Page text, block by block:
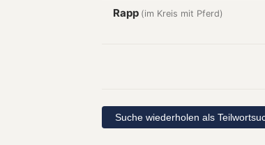
Rapp (im Kreis mit Pferd)